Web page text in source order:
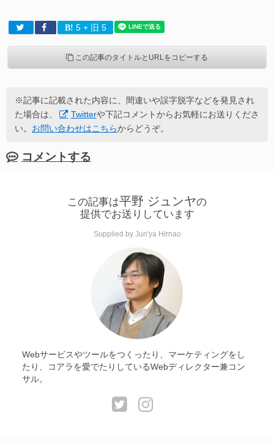
5+ 旧 5
この記事のタイトルとURLをコピーする
※記事に記載された内容に、間違いや誤字脱字などを発見され
た場合は、
Twitterや下記コメントからお気軽にお送りくださ
い。 お問い合わせはこちらからどうぞ。
コメントする
この記事は平野 ジュンヤの
提供でお送りしています
Supplied by Jun'ya Hirnao
Webサービスやツールをつくったり、マーケティングをし
たり、コアラを愛でたりしているWebディレクター兼コン
サル。